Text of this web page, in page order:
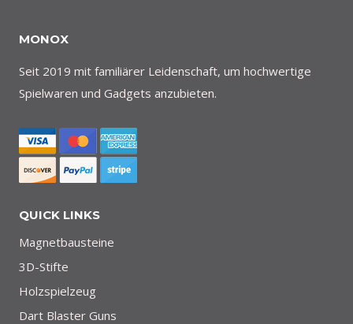
MONOX
Seit 2019 mit familiärer Leidenschaft, um hochwertige
Spielwaren und Gadgets anzubieten.
QUICK LINKS
Magnetbausteine
3D-Stifte
Holzspielzeug
Dart Blaster Guns